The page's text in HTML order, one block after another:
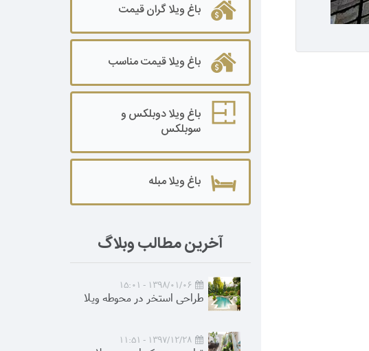
باغ ویلا گران قیمت
باغ ویلا قیمت مناسب
باغ ویلا دوبلکس و
سوبلکس
باغ ویلا مبله
آخرین مطالب وبلاگ
1398/01/06 - 15:01
طراحی استخر در محوطه ویلا
1397/12/28 - 11:51